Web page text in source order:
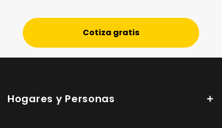
Cotiza gratis
Hogares y Personas